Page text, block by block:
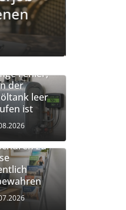
Fehler,
der
leer
ist
zu